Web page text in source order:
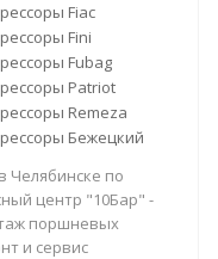
Fiac
Fini
Fubag
Patriot
Remeza
Бежецкий
Челябинске по
центр "10Бар" -
поршневых
и сервис